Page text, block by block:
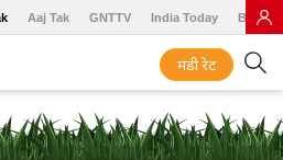
Aaj Tak GNTTV India Today BT
मंडी रेट